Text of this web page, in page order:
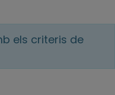
els criteris de